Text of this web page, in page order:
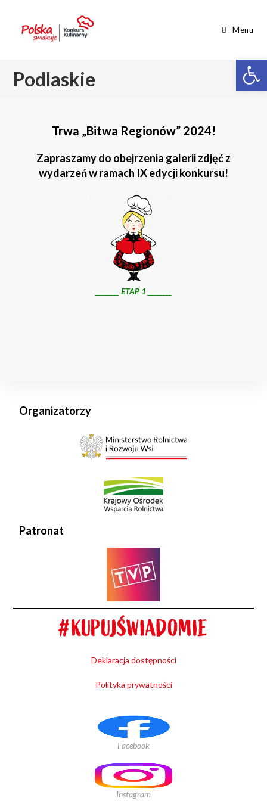
Menu
Podlaskie
Trwa „Bitwa Regionów” 2024!
Zapraszamy do obejrzenia galerii zdjęć z
wydarzeń w ramach IX edycji konkursu!
ETAP 1
Organizatorzy
Patronat
Deklaracja dostępności
Polityka prywatności
Facebook
Instagram